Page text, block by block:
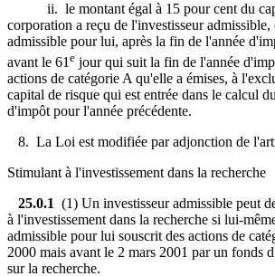
ii. le montant égal à 15 pour cent du
corporation a reçu de l'investisseur
admissible pour lui, après la fin de l'année
avant le 61 e jour qui suit la fin de l'année
actions de catégorie A qu'elle a émises, à
capital de risque qui est entrée dans le calcul
d'impôt pour l'année précédente.
8. La Loi est modifiée par adjonction de
Stimulant à l'investissement dans la recherche
25.0.1 (1) Un investisseur admissible peut
à l'investissement dans la recherche si lui-
admissible pour lui souscrit des actions de
2000 mais avant le 2 mars 2001 par un fonds
sur la recherche.